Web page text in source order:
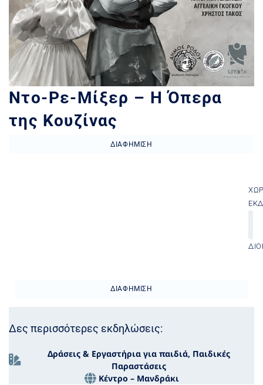
Ντο-Ρε-Μίξερ – Η Όπερα
της Κουζίνας
ΔΙΑΦΉΜΙΣΗ
ΔΙΑΦΉΜΙΣΗ
Δες περισσότερες εκδηλώσεις:
Δράσεις & Εργαστήρια για παιδιά, Παιδικές
Παραστάσεις
Κέντρο – Μανδράκι